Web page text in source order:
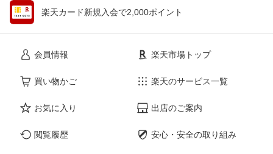
楽天カード新規入会で2,000ポイント
会員情報
買い物かご
お気に入り
閲覧履歴
楽天市場トップ
楽天のサービス一覧
出店のご案内
安心・安全の取り組み